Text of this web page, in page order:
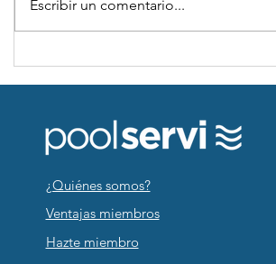
Escribir un comentario...
¿Quiénes somos?
Ventajas miembros
Hazte miembro